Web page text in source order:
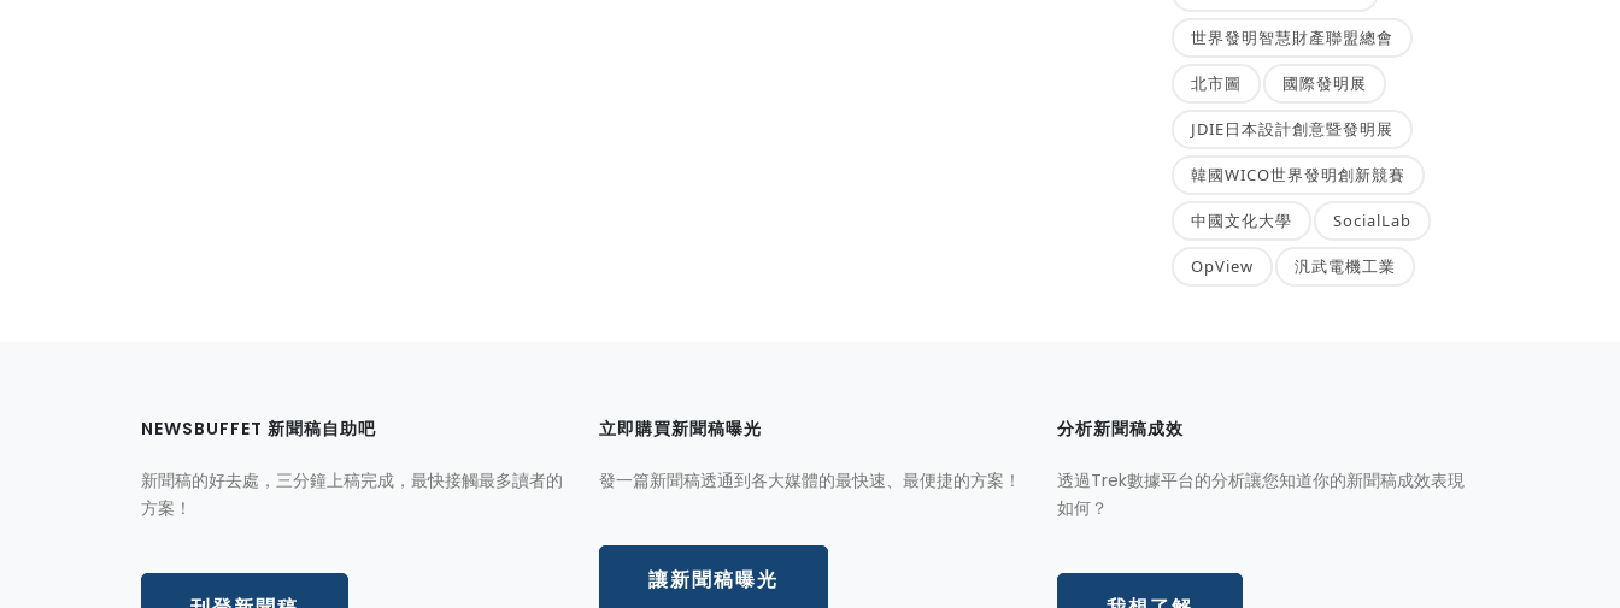
世界發明智慧財產聯盟總會
北市圖 國際發明展
JDIE日本設計創意暨發明展
韓國WICO世界發明創新競賽
中國文化大學 SocialLab
OpView 汎武電機工業
NEWSBUFFET 新聞稿自助吧
新聞稿的好去處，三分鐘上稿完成，最快接觸最多讀者的
方案！
立即購買新聞稿曝光
發一篇新聞稿透通到各大媒體的最快速、最便捷的方案！
讓新聞稿曝光
分析新聞稿成效
透過Trek數據平台的分析讓您知道你的新聞稿成效表現
如何？